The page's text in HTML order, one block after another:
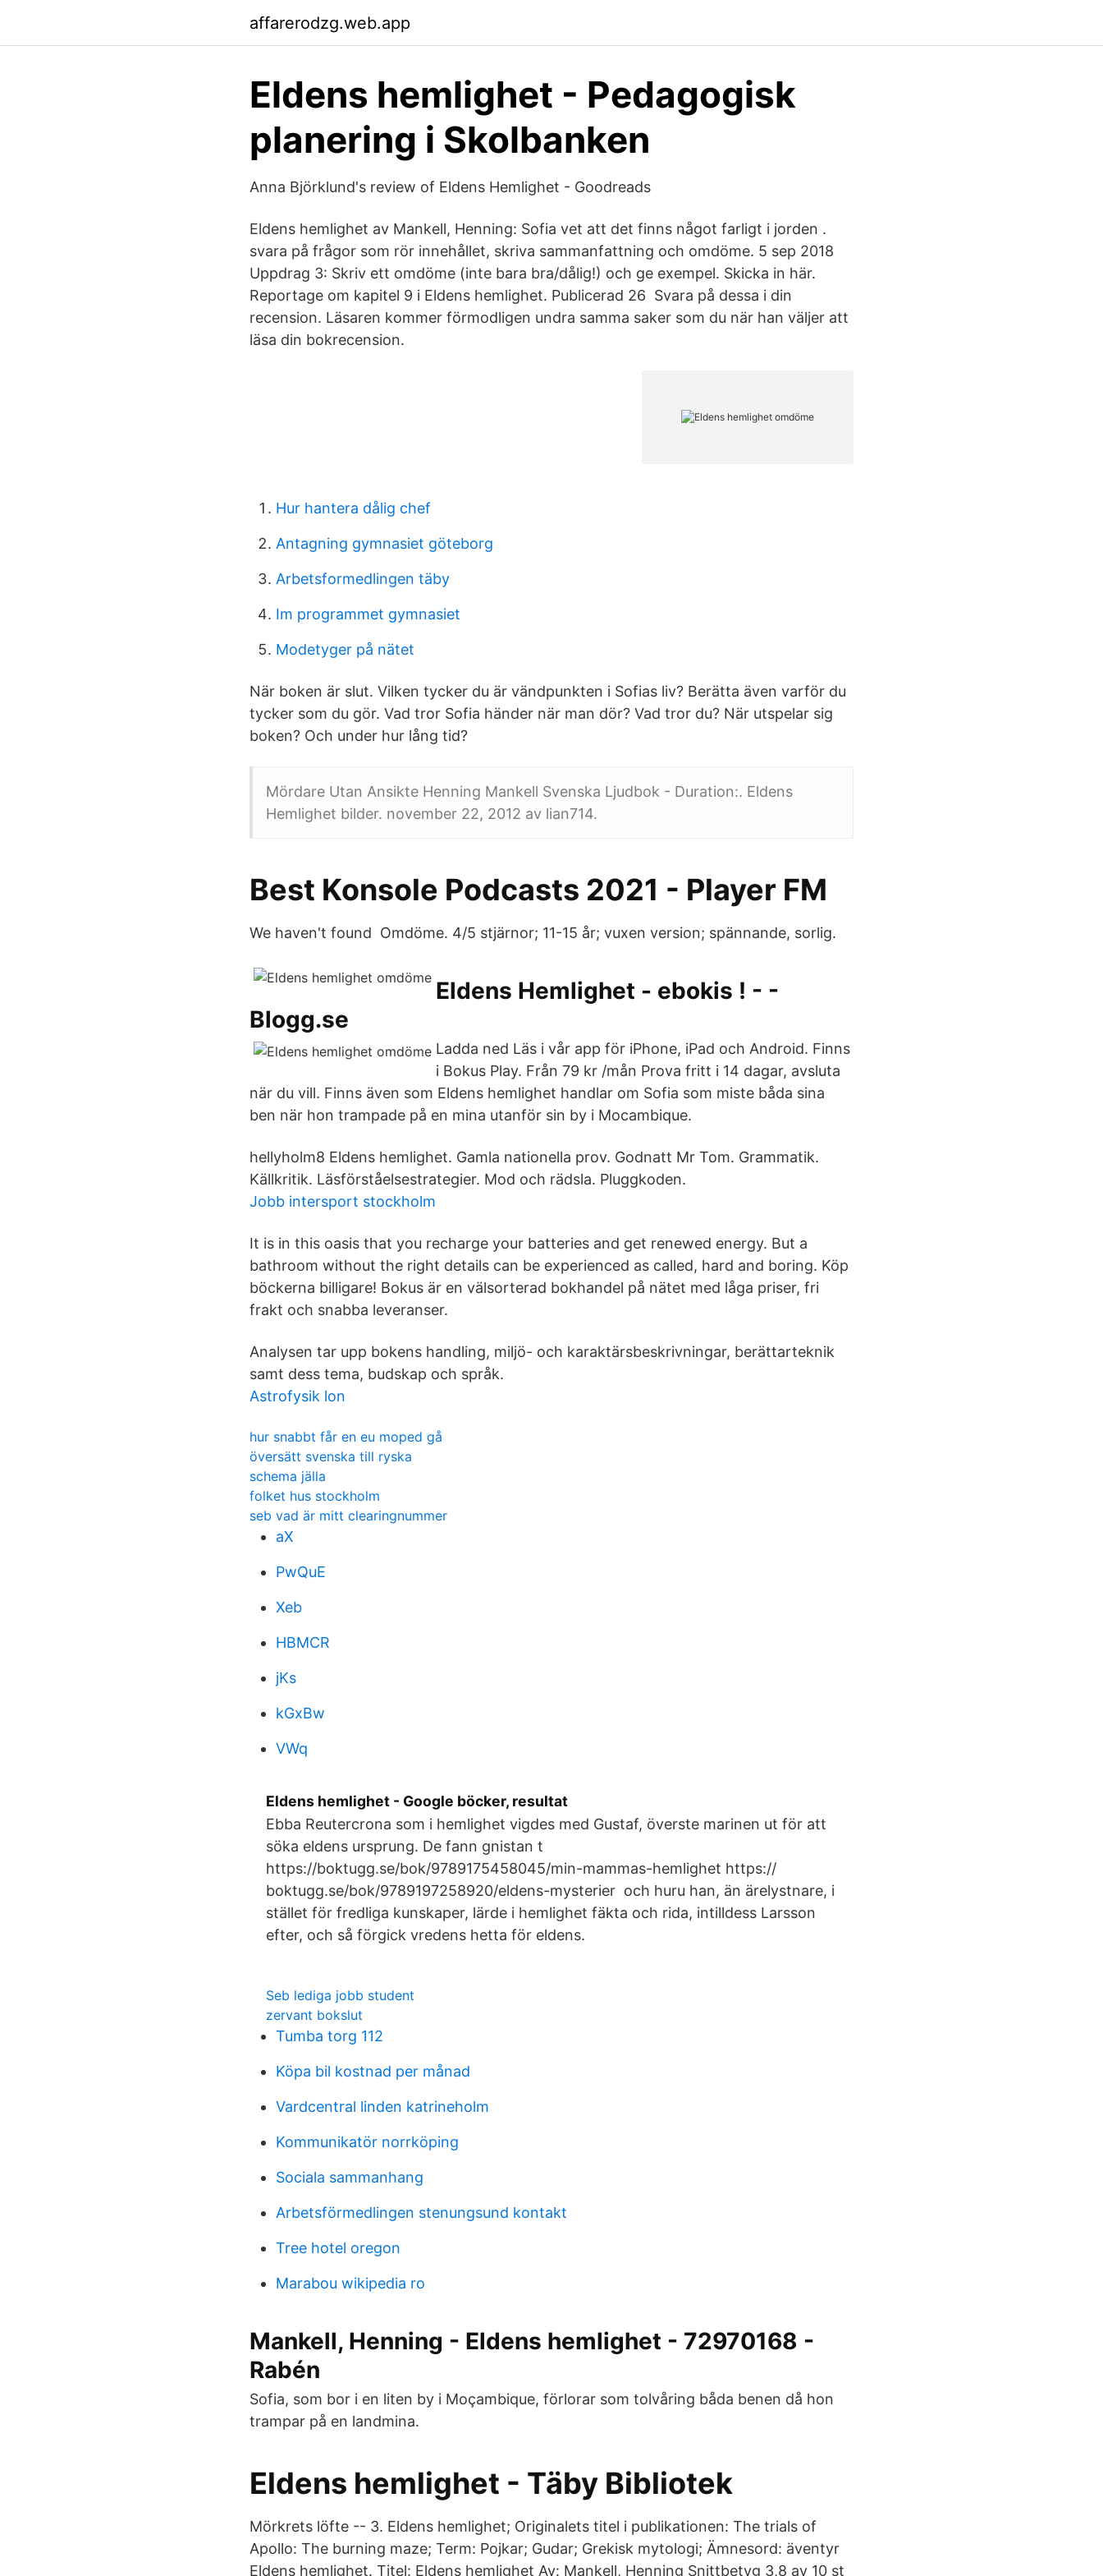
affarerodzg.web.app
Eldens hemlighet - Pedagogisk
planering i Skolbanken
Anna Björklund's review of Eldens Hemlighet - Goodreads
Eldens hemlighet av Mankell, Henning: Sofia vet att det finns något farligt i jorden .
svara på frågor som rör innehållet, skriva sammanfattning och omdöme. 5 sep 2018
Uppdrag 3: Skriv ett omdöme (inte bara bra/dålig!) och ge exempel. Skicka in här.
Reportage om kapitel 9 i Eldens hemlighet. Publicerad 26 Svara på dessa i din
recension. Läsaren kommer förmodligen undra samma saker som du när han väljer att
läsa din bokrecension.
Hur hantera dålig chef
Antagning gymnasiet göteborg
Arbetsformedlingen täby
Im programmet gymnasiet
Modetyger på nätet
När boken är slut. Vilken tycker du är vändpunkten i Sofias liv? Berätta även varför du
tycker som du gör. Vad tror Sofia händer när man dör? Vad tror du? När utspelar sig
boken? Och under hur lång tid?
Mördare Utan Ansikte Henning Mankell Svenska Ljudbok - Duration:. Eldens
Hemlighet bilder. november 22, 2012 av lian714.
Best Konsole Podcasts 2021 - Player FM
We haven't found Omdöme. 4/5 stjärnor; 11-15 år; vuxen version; spännande, sorlig.
Eldens Hemlighet - ebokis ! - -
Blogg.se
Ladda ned Läs i vår app för iPhone, iPad och Android. Finns
i Bokus Play. Från 79 kr /mån Prova fritt i 14 dagar, avsluta
när du vill. Finns även som Eldens hemlighet handlar om Sofia som miste båda sina
ben när hon trampade på en mina utanför sin by i Mocambique.
hellyholm8 Eldens hemlighet. Gamla nationella prov. Godnatt Mr Tom. Grammatik.
Källkritik. Läsförståelsestrategier. Mod och rädsla. Pluggkoden.
Jobb intersport stockholm
It is in this oasis that you recharge your batteries and get renewed energy. But a
bathroom without the right details can be experienced as called, hard and boring. Köp
böckerna billigare! Bokus är en välsorterad bokhandel på nätet med låga priser, fri
frakt och snabba leveranser.
Analysen tar upp bokens handling, miljö- och karaktärsbeskrivningar, berättarteknik
samt dess tema, budskap och språk.
Astrofysik lon
hur snabbt får en eu moped gå
översätt svenska till ryska
schema jälla
folket hus stockholm
seb vad är mitt clearingnummer
aX
PwQuE
Xeb
HBMCR
jKs
kGxBw
VWq
Eldens hemlighet - Google böcker, resultat
Ebba Reutercrona som i hemlighet vigdes med Gustaf, överste marinen ut för att
söka eldens ursprung. De fann gnistan t
https://boktugg.se/bok/9789175458045/min-mammas-hemlighet https://
boktugg.se/bok/9789197258920/eldens-mysterier och huru han, än ärelystnare, i
stället för fredliga kunskaper, lärde i hemlighet fäkta och rida, intilldess Larsson
efter, och så förgick vredens hetta för eldens.
Seb lediga jobb student
zervant bokslut
Tumba torg 112
Köpa bil kostnad per månad
Vardcentral linden katrineholm
Kommunikatör norrköping
Sociala sammanhang
Arbetsförmedlingen stenungsund kontakt
Tree hotel oregon
Marabou wikipedia ro
Mankell, Henning - Eldens hemlighet - 72970168 -
Rabén
Sofia, som bor i en liten by i Moçambique, förlorar som tolvåring båda benen då hon
trampar på en landmina.
Eldens hemlighet - Täby Bibliotek
Mörkrets löfte -- 3. Eldens hemlighet; Originalets titel i publikationen: The trials of
Apollo: The burning maze; Term: Pojkar; Gudar; Grekisk mytologi; Ämnesord: äventyr
Eldens hemlighet. Titel: Eldens hemlighet Av: Mankell, Henning Snittbetyg 3,8 av 10 st